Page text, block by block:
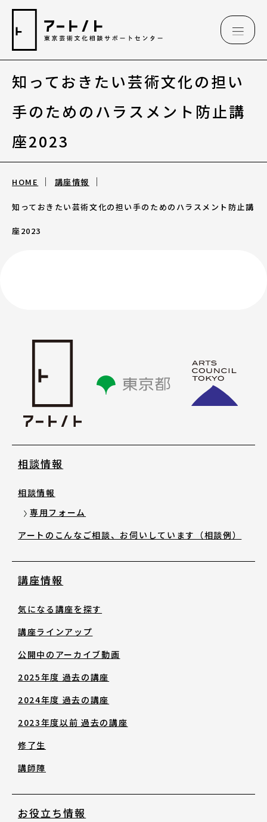
相談情報
アートのこんなご相談、お伺いしています
（相談例）
公開中のアーカイブ動画
2024年度 過去の講座
2023年度以前 過去の講座
講師陣
アートノトお悩みお助け辞典
アワード・コンテスト情報
知っておきたい芸術文化の担い
手のためのハラスメント防止講
座2023
HOME 講座情報
知っておきたい芸術文化の担い手のためのハラスメント防止講
座2023
相談情報
相談情報
専用フォーム
アートのこんなご相談、お伺いしています（相談例）
講座情報
気になる講座を探す
講座ラインアップ
公開中のアーカイブ動画
2025年度 過去の講座
2024年度 過去の講座
2023年度以前 過去の講座
修了生
講師陣
お役立ち情報